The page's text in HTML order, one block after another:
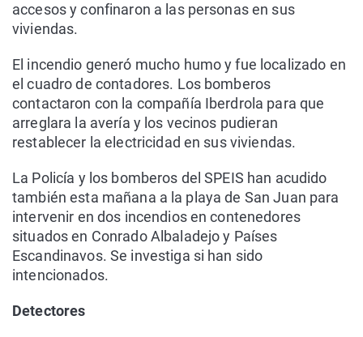
accesos y confinaron a las personas en sus
viviendas.
El incendio generó mucho humo y fue localizado en
el cuadro de contadores. Los bomberos
contactaron con la compañía Iberdrola para que
arreglara la avería y los vecinos pudieran
restablecer la electricidad en sus viviendas.
La Policía y los bomberos del SPEIS han acudido
también esta mañana a la playa de San Juan para
intervenir en dos incendios en contenedores
situados en Conrado Albaladejo y Países
Escandinavos. Se investiga si han sido
intencionados.
Detectores